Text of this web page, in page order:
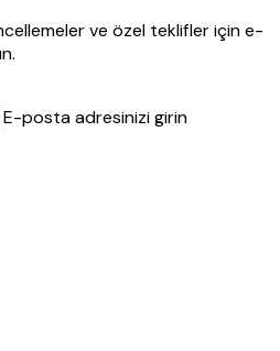
ve özel teklifler için e-
E-posta adresinizi girin